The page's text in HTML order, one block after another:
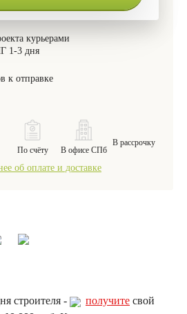
курьерами
1-3 дня
к отправке
По счёту В офисе СПб
В рассрочку
об оплате и доставке
строителя - получите свой